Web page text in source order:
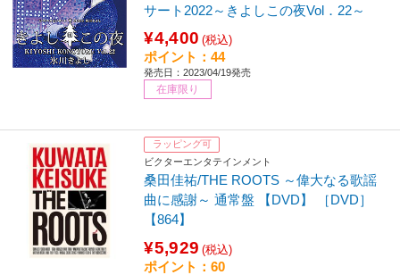
サート2022～きよしこの夜Vol．22～
¥4,400 (税込)
ポイント：44
発売日：2023/04/19発売
在庫限り
ラッピング可
ビクターエンタテインメント
桑田佳祐/THE ROOTS ～偉大なる歌謡
曲に感謝～ 通常盤 【DVD】 ［DVD］
【864】
¥5,929 (税込)
ポイント：60